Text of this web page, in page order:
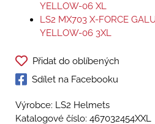
YELLOW-06 XL
LS2 MX703 X-FORCE
YELLOW-06 3XL
Přidat do oblíbených
Sdílet na Facebooku
Výrobce: LS2 Helmets
Katalogové číslo: 467032454XXL